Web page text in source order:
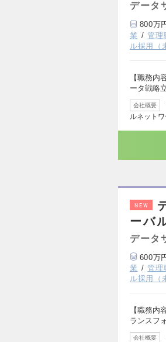
データ
800万
業
管理
ル採用（
【職務内
ータ戦略
会社概要
ルネット
NEW
ーバ
データ
600万
業
管理
ル採用（
【職務内
ランスフ
会社概要